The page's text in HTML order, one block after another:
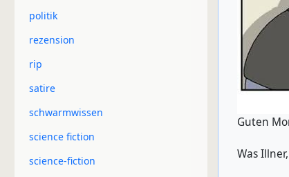
politik
rezension
rip
satire
schwarmwissen
science fiction
science-fiction
Guten
Was